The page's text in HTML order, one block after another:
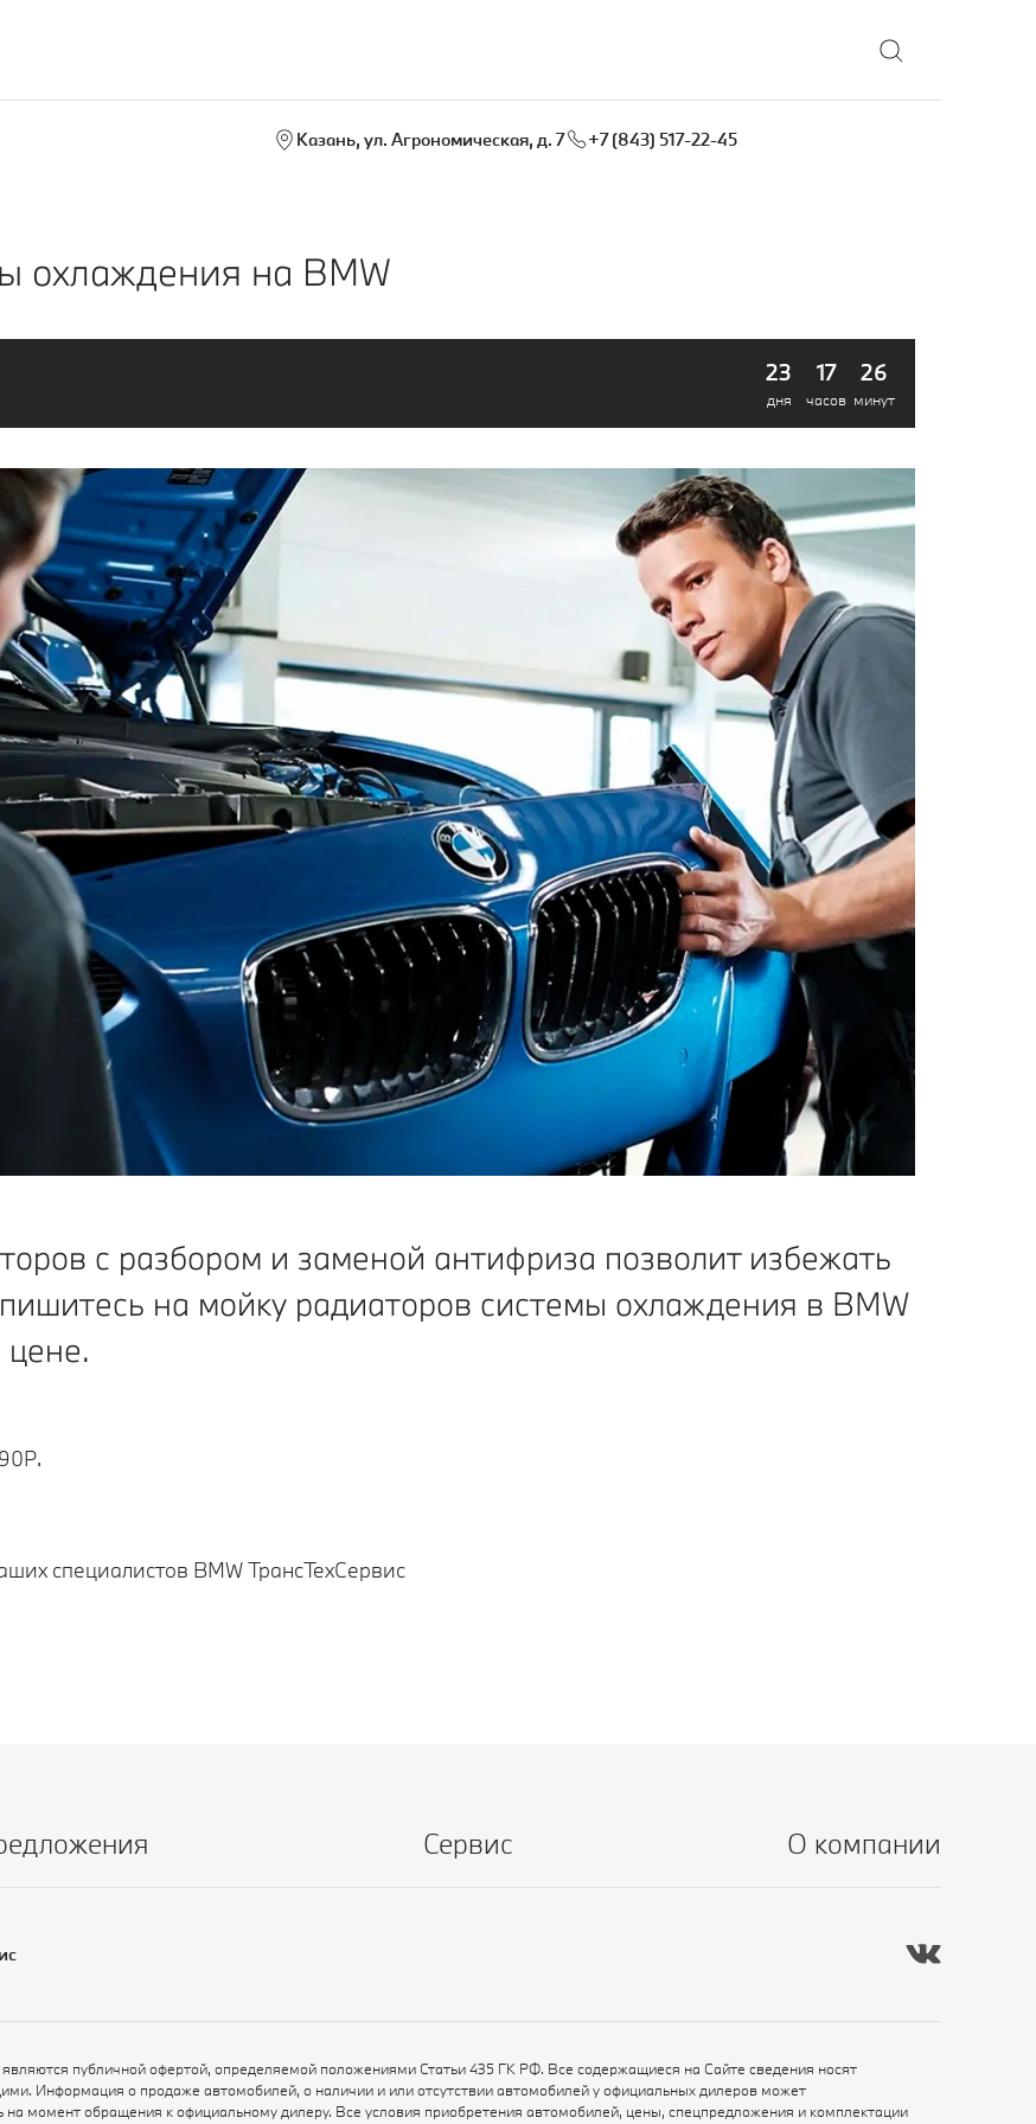
+7 (843) 517-22-45
Казань, ул. Агрономическая, д. 7
охлаждения на BMW
23 17 26
с разбором и заменой антифриза позволит избежать
на мойку радиаторов системы охлаждения в BMW
цене.
специалистов BMW ТрансТехСервис
Сервис О компании
публичной офертой, определяемой положениями Статьи 435 ГК РФ. Все содержащиеся на Сайте сведения носят
Информация о продаже автомобилей, о наличии и или отсутствии автомобилей у официальных дилеров может
на момент обращения к официальному дилеру. Все условия приобретения автомобилей, цены, спецпредложения и комплектации